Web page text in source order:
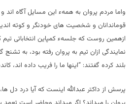
واما مردم پروان به همهء این مسایل آگاه اند و
قوماندانان و شخصیت های خودنگر و کوته
ازهمین روست که جلسهء کمپاین انتخاباتی تیم
نمایندگی ازان تیم به پروان رفته بود، به
بلند کرده گفتند: “اینها ما را فریب داده اند،
پرسش از داکتر عبدالله اینست که آیا درد دل